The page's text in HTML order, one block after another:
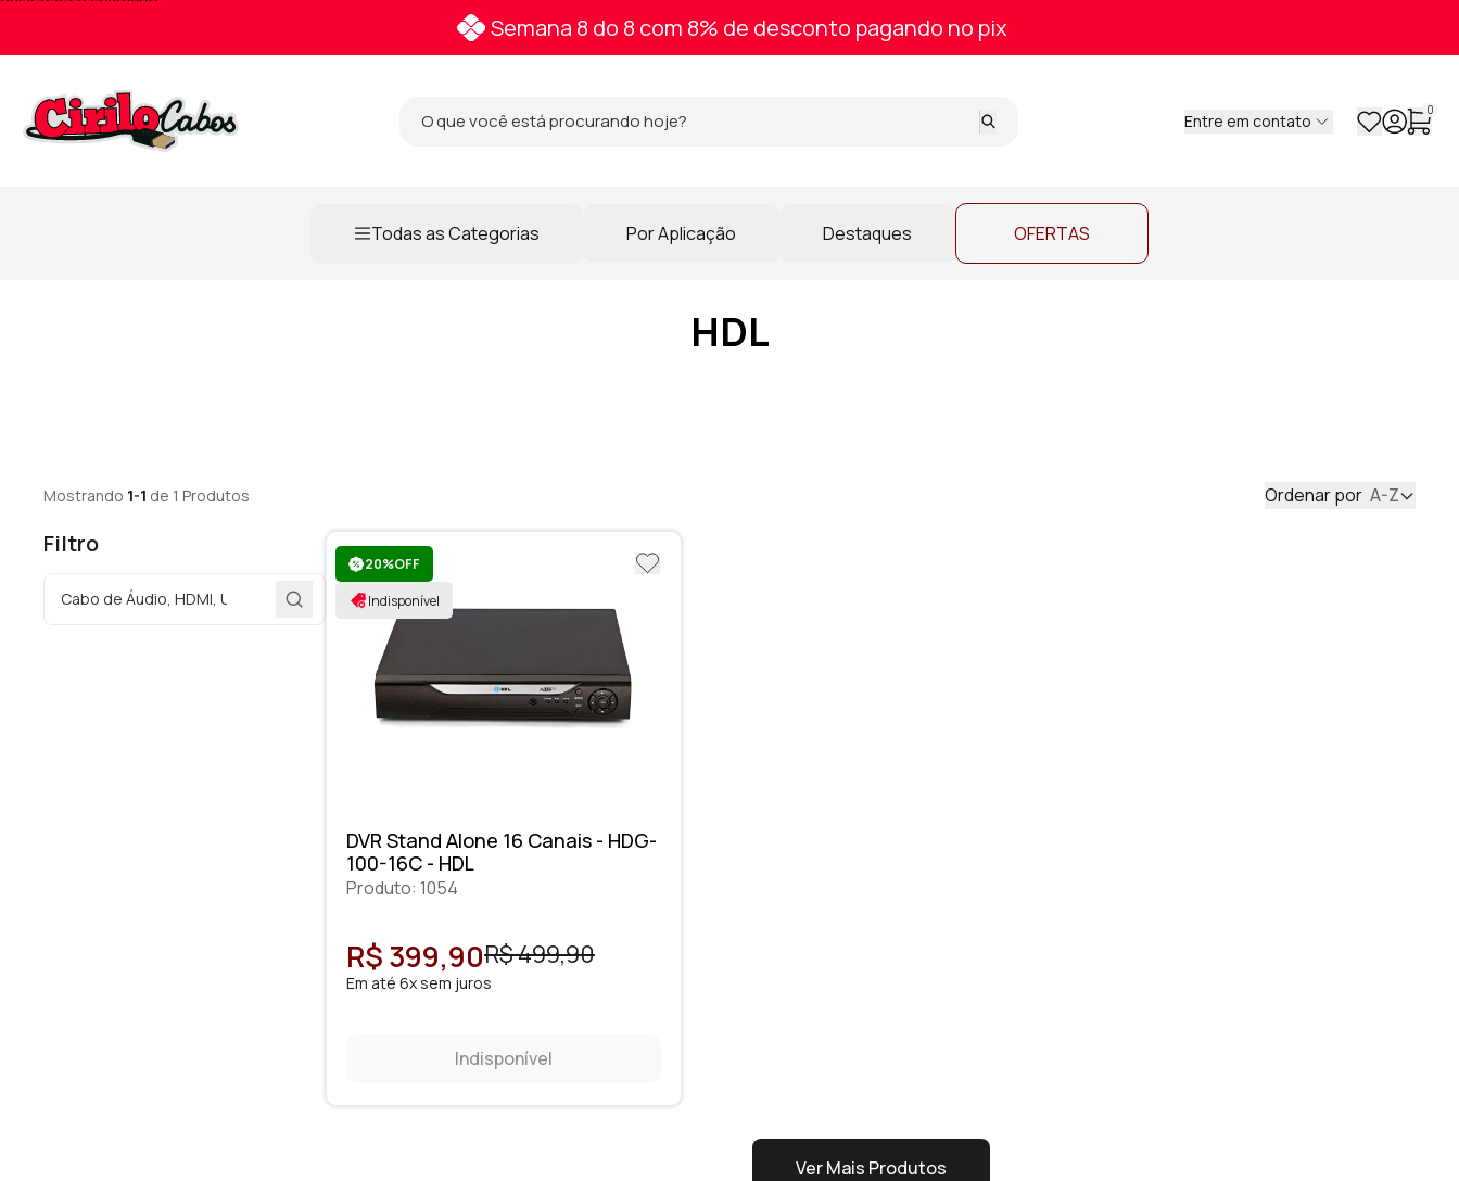
Semana 8 do 8 com 8% de desconto pagando no pix
Entre em contato
0
Todas as Categorias Por Aplicação Destaques OFERTAS
HDL
Mostrando 1-1 de 1 Produtos Ordenar por A-Z
Filtro
20%OFF
Indisponível
DVR Stand Alone 16 Canais - HDG-
100-16C - HDL
Produto: 1054
R$ 399,90R$ 499,90
Em até 6x sem juros
Indisponível
Ver Mais Produtos